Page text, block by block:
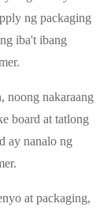
ng packaging
iba't ibang
noong nakaraang
board at tatlong
ay nanalo ng
at packaging,